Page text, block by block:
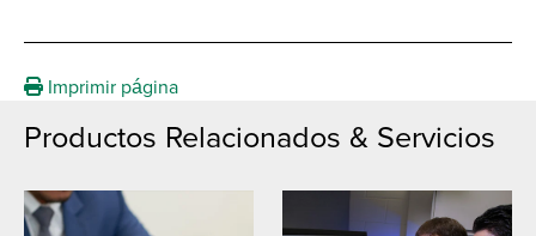
Imprimir página
Productos Relacionados & Servicios